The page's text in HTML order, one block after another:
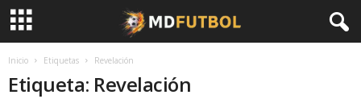
Inicio Etiquetas Revelación
Etiqueta: Revelación